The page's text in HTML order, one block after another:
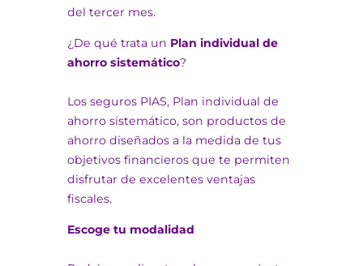
del tercer mes.
¿De qué trata un Plan individual de
ahorro sistemático?
Los seguros PIAS, Plan individual de
ahorro sistemático, son productos de
ahorro diseñados a la medida de tus
objetivos financieros que te permiten
disfrutar de excelentes ventajas
fiscales.
Escoge tu modalidad